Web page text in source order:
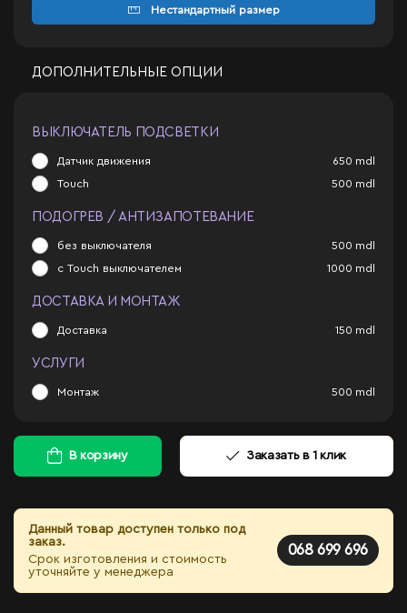
Нестандартный размер
ДОПОЛНИТЕЛЬНЫЕ ОПЦИИ
ВЫКЛЮЧАТЕЛЬ ПОДСВЕТКИ
Датчик движения 650 mdl
Touch 500 mdl
ПОДОГРЕВ / АНТИЗАПОТЕВАНИЕ
без выключателя 500 mdl
с Touch выключателем 1000 mdl
ДОСТАВКА И МОНТАЖ
Доставка 150 mdl
УСЛУГИ
Монтаж 500 mdl
В корзину Заказать в 1 клик
Данный товар доступен только под
заказ.
Срок изготовления и стоимость
уточняйте у менеджера
068 699 696